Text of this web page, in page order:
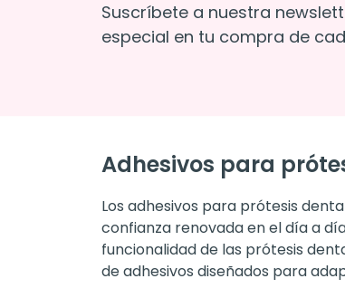
Suscríbete a nuestra
especial en tu compra de
Adhesivos para
Los adhesivos para prótesis
confianza renovada en el día a
funcionalidad de las prótesis
de adhesivos diseñados para